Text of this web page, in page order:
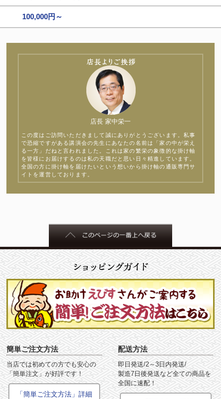
100,000円～
店長 家中栄一
この度はご訪問いただきまして誠にありがとうございます。私事
で恐縮ですがある講演会の先生にあなたの名前は「家の中が栄え
る一方」だねと言われました。これは家の繁栄の象徴的な掛け軸
を皆様にお届けするのは私の天職だと思い日々精進しています。
全国の方に掛け軸を届けたいという想いから掛け軸の通販専門サ
イトを運営しております。
簡単ご注文方法
当店では初めての方でも安心の
「簡単注文」が好評です！
「簡単ご注文方法」詳細
配送方法
即日発送/2～3日内発送/
製造7日後発送など全ての商品を
全国に速配！